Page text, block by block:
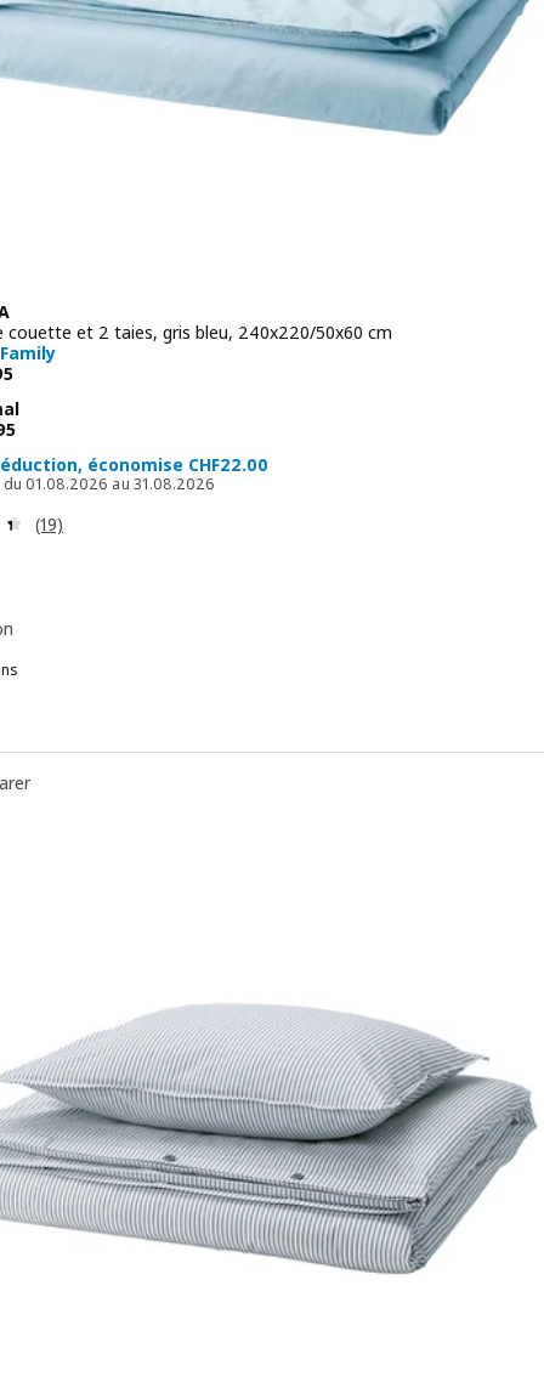
couette et 2 taies, gris bleu, 240x220/50x60 cm
17.95
CHF 39.95
économise CHF22.00
du 01.08.2026 au 31.08.2026
Révision: 4.4 hors de 5 étoiles. Nombre total de
(19)
Housse de couette et 2 taies, gris-vert pâle, 240x220/
Housse de couette et 2 taies, blanc, 240x220/50x60 cm
Housse de couette et 2 taies, naturel, 240x220/50x60 cm